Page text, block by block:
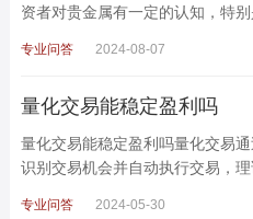
资者对贵金属有一定的认知，特
专业问答 2024-08-07
量化交易能稳定盈利吗
量化交易能稳定盈利吗量化交易
识别交易机会并自动执行交易，
专业问答 2024-05-30